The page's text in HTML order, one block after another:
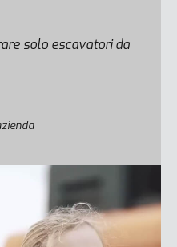
solo escavatori da